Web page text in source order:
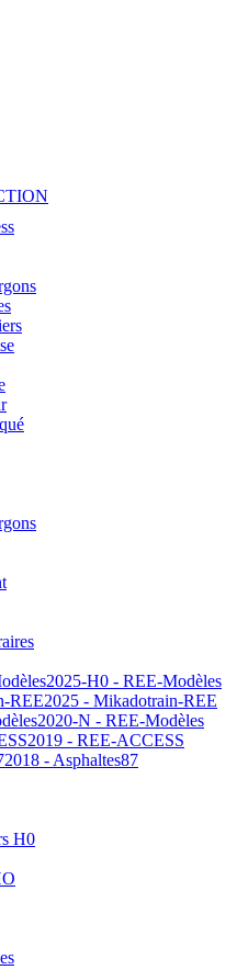
2025-H0 - REE-Modèles
2025 - Mikadotrain-REE
2020-N - REE-Modèles
2019 - REE-ACCESS
2018 - Asphaltes87
H0